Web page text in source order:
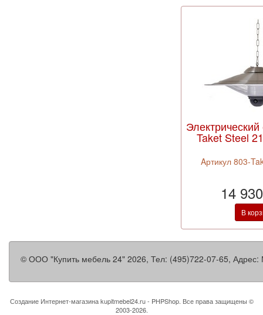
Taket Steel
Aртикул 803-
14
В
© ООО "Купить мебель 24" 2026, Тел: (495)722-07-65, Адрес:
Создание Интернет-магазинаkupitmebel24.ru - PHPShop. Все права защищены ©
2003-2026.